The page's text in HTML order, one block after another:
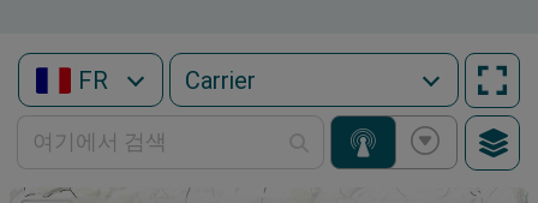
FR